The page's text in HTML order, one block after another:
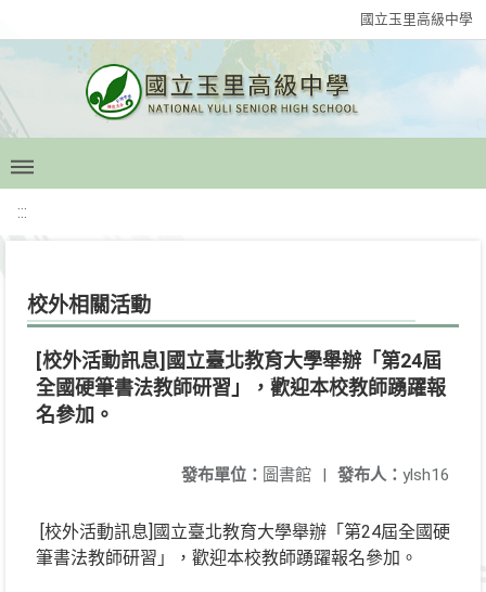
國立玉里高級中學
:::
校外相關活動
[校外活動訊息]國立臺北教育大學舉辦「第24屆
全國硬筆書法教師研習」，歡迎本校教師踴躍報
名參加。
發布人： ylsh16
發布單位： 圖書館 |
[校外活動訊息]國立臺北教育大學舉辦「第24屆全國硬
筆書法教師研習」，歡迎本校教師踴躍報名參加。